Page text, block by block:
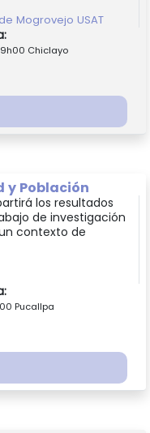
Mogrovejo USAT
Chiclayo
y Población
los resultados
de investigación
contexto de
Pucallpa